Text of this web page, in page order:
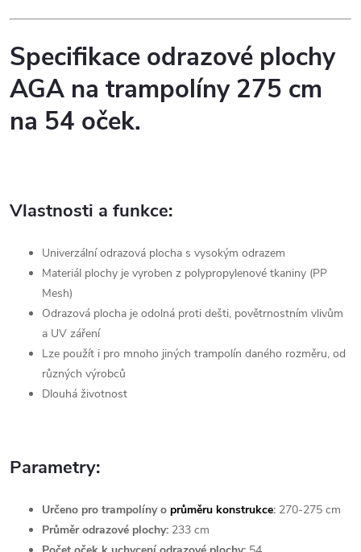
Specifikace odrazové plochy
AGA na trampolíny 275 cm
na 54 oček.
Vlastnosti a funkce:
Univerzální odrazová plocha s vysokým odrazem
Materiál plochy je vyroben z polypropylenové tkaniny (PP
Mesh)
Odrazová plocha je odolná proti dešti, povětrnostním vlivům
a UV záření
Lze použít i pro mnoho jiných trampolín daného rozměru, od
různých výrobců
Dlouhá životnost
Parametry:
Určeno pro trampolíny o průměru konstrukce: 270-275 cm
Průměr odrazové plochy: 233 cm